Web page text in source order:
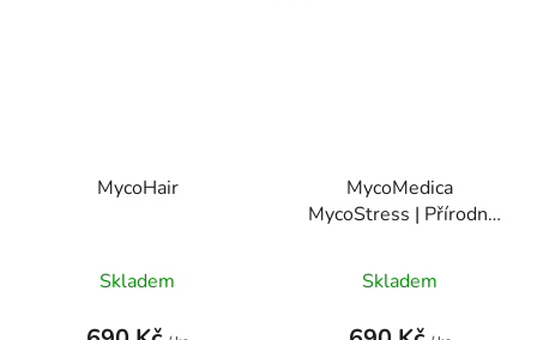
MycoHair
Skladem
MycoMedica
MycoStress | Přírodní
napětí
Skladem